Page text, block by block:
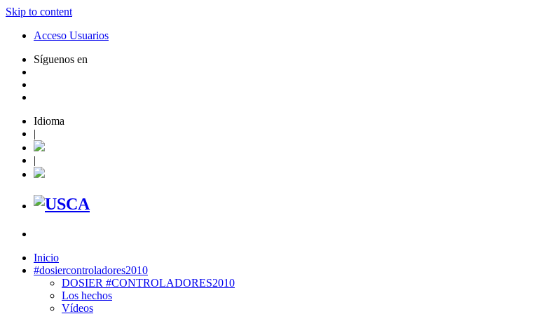
Skip to content
Acceso Usuarios
Síguenos en
Idioma
|
|
Inicio
#dosiercontroladores2010
DOSIER #CONTROLADORES2010
Los hechos
Vídeos